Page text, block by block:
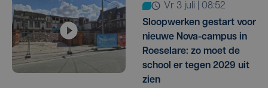
vr 3 juli | 08:52
Sloopwerken gestart voor
nieuwe Nova-campus in
Roeselare: zo moet de
school er tegen 2029 uit
zien